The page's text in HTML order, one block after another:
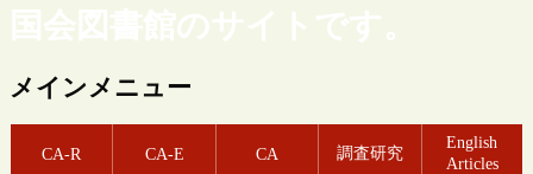
国会図書館のサイトです。
メインメニュー
CA-R CA-E CA 調査研究
English
Articles